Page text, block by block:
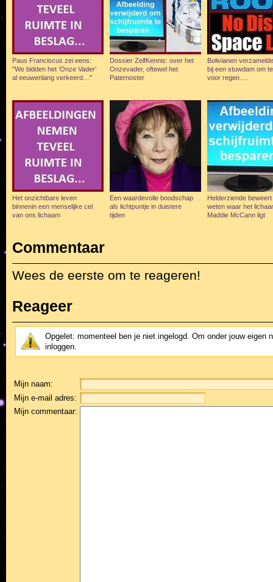
Paus Franciscus zei eens:
"We bidden het ‘Onze Vader’
al eeuwenlang verkeerd…"
Dossier ZelfKennis: over het
Onzevader, oftewel het
Paternoster
Bolivianen
bij een stuwdam om
voor regen….
Het onzichtbare leven
binnenin een menselijke cel
van ons lichaam
Een waardevolle boodschap
als lichtpuntje in duistere
tijden
Helderziende beweert
weten waar het
Maddie McCann ligt
Commentaar
Wees de eerste om te reageren!
Reageer
Opgelet: momenteel ben je niet ingelogd. Om onder jouw eigen
inloggen.
Mijn naam:
Mijn e-mail adres:
Mijn commentaar: